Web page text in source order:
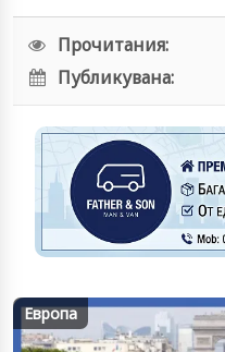
Прочитания:
Публикувана:
Европа